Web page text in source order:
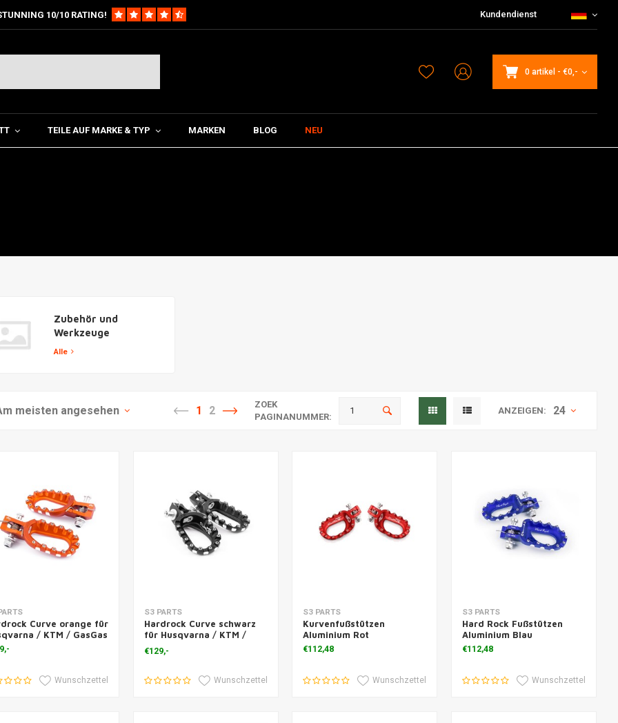
10/10 RATING! Kundendienst
0 artikel - €0,-
TEILE AUF MARKE & TYP MARKEN BLOG NEU
Zubehör und
Werkzeuge
Alle
meisten angesehen 1 2
ZOEK
PAGINANUMMER:
ANZEIGEN: 24
Warenkorb hinzufügen
Curve orange für
/ KTM / GasGas
Wunschzettel
Zum Warenkorb hinzufügen
S3 PARTS
Hardrock Curve schwarz
für Husqvarna / KTM /
GasGas
€129,-
Wunschzettel
Zum Warenkorb hinzufügen
S3 PARTS
Kurvenfußstützen
Aluminium Rot
€112,48
Wunschzettel
Zum Warenkorb hinzufügen
S3 PARTS
Hard Rock Fußstützen
Aluminium Blau
€112,48
Wunschzettel